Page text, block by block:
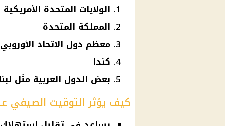
الولايات المتحدة الأمريكية
المملكة المتحدة
معظم دول الاتحاد الأوروبي
كندا
بعض الدول العربية مثل
كيف يؤثر التوقيت الصيفي